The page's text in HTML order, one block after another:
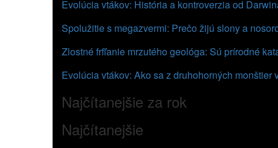
Evolúcia vtákov: História a kontroverzia od
Spolužitie s megazvermi: Prečo žijú slony a
Zlostné frfľanie mrzutého geológa: Sú prírodné
Evolúcia vtákov: Ako sa z druhohorných
Najčítanejšie za rok
Najčítanejšie